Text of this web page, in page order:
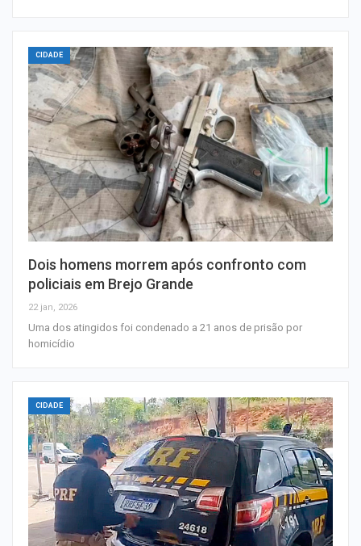
CIDADE
Dois homens morrem após confronto com
policiais em Brejo Grande
22 jan, 2026
Uma dos atingidos foi condenado a 21 anos de prisão por
homicídio
CIDADE